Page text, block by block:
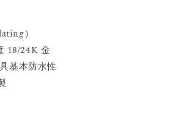
）
18/24K 金
基本防水性